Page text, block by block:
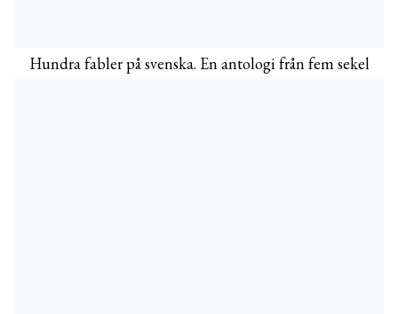
Hundra fabler på svenska. En antologi från fem sekel